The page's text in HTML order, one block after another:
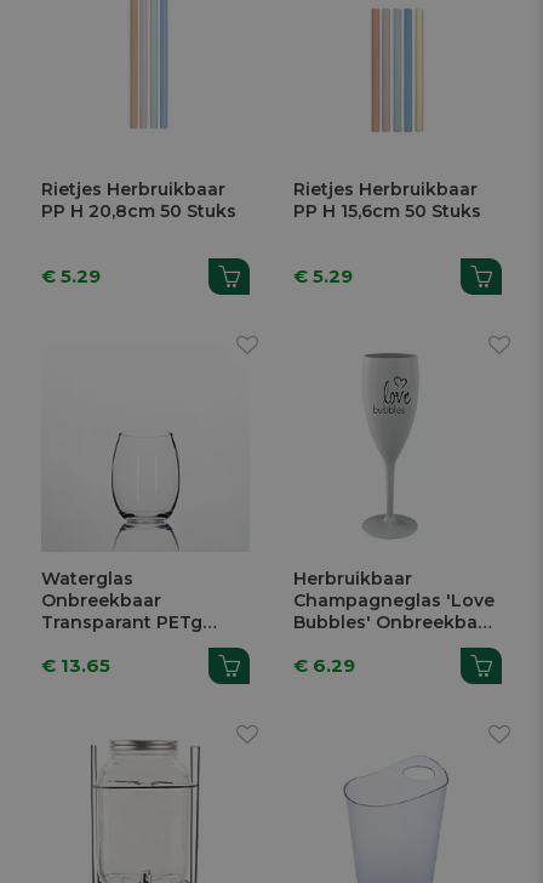
Rietjes Herbruikbaar
PP H 20,8cm 50 Stuks
€ 5.29
Rietjes Herbruikbaar
PP H 15,6cm 50 Stuks
€ 5.29
Waterglas
Onbreekbaar
Transparant PETg
€ 13.65
Herbruikbaar
Champagneglas 'Love
Bubbles' Onbreekbaar
€ 6.29